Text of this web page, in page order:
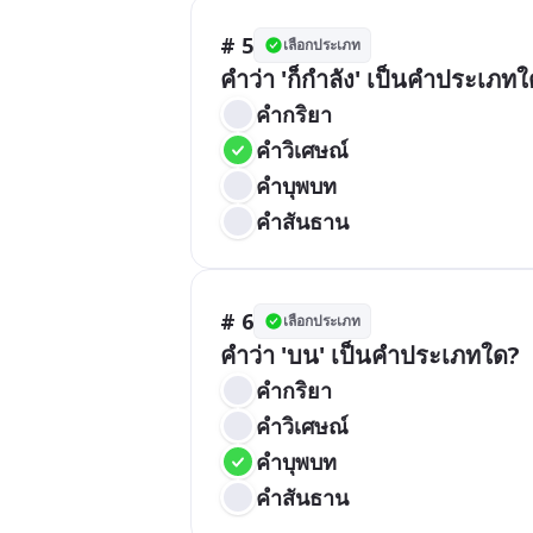
# 5 เลือกประเภท
คำว่า 'ก็กำลัง' เป็นคำประเภท
คำกริยา
คำวิเศษณ์
คำบุพบท
คำสันธาน
# 6 เลือกประเภท
คำว่า 'บน' เป็นคำประเภทใด?
คำกริยา
คำวิเศษณ์
คำบุพบท
คำสันธาน